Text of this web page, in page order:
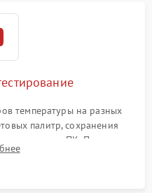
температуры на разных
палитр, сохранения
данных на ПК. Проверка
контроль качества.